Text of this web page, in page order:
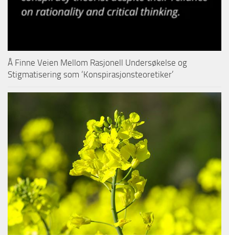
Å Finne Veien Mellom Rasjonell Undersøkelse og
Stigmatisering som ‘Konspirasjonsteoretiker’